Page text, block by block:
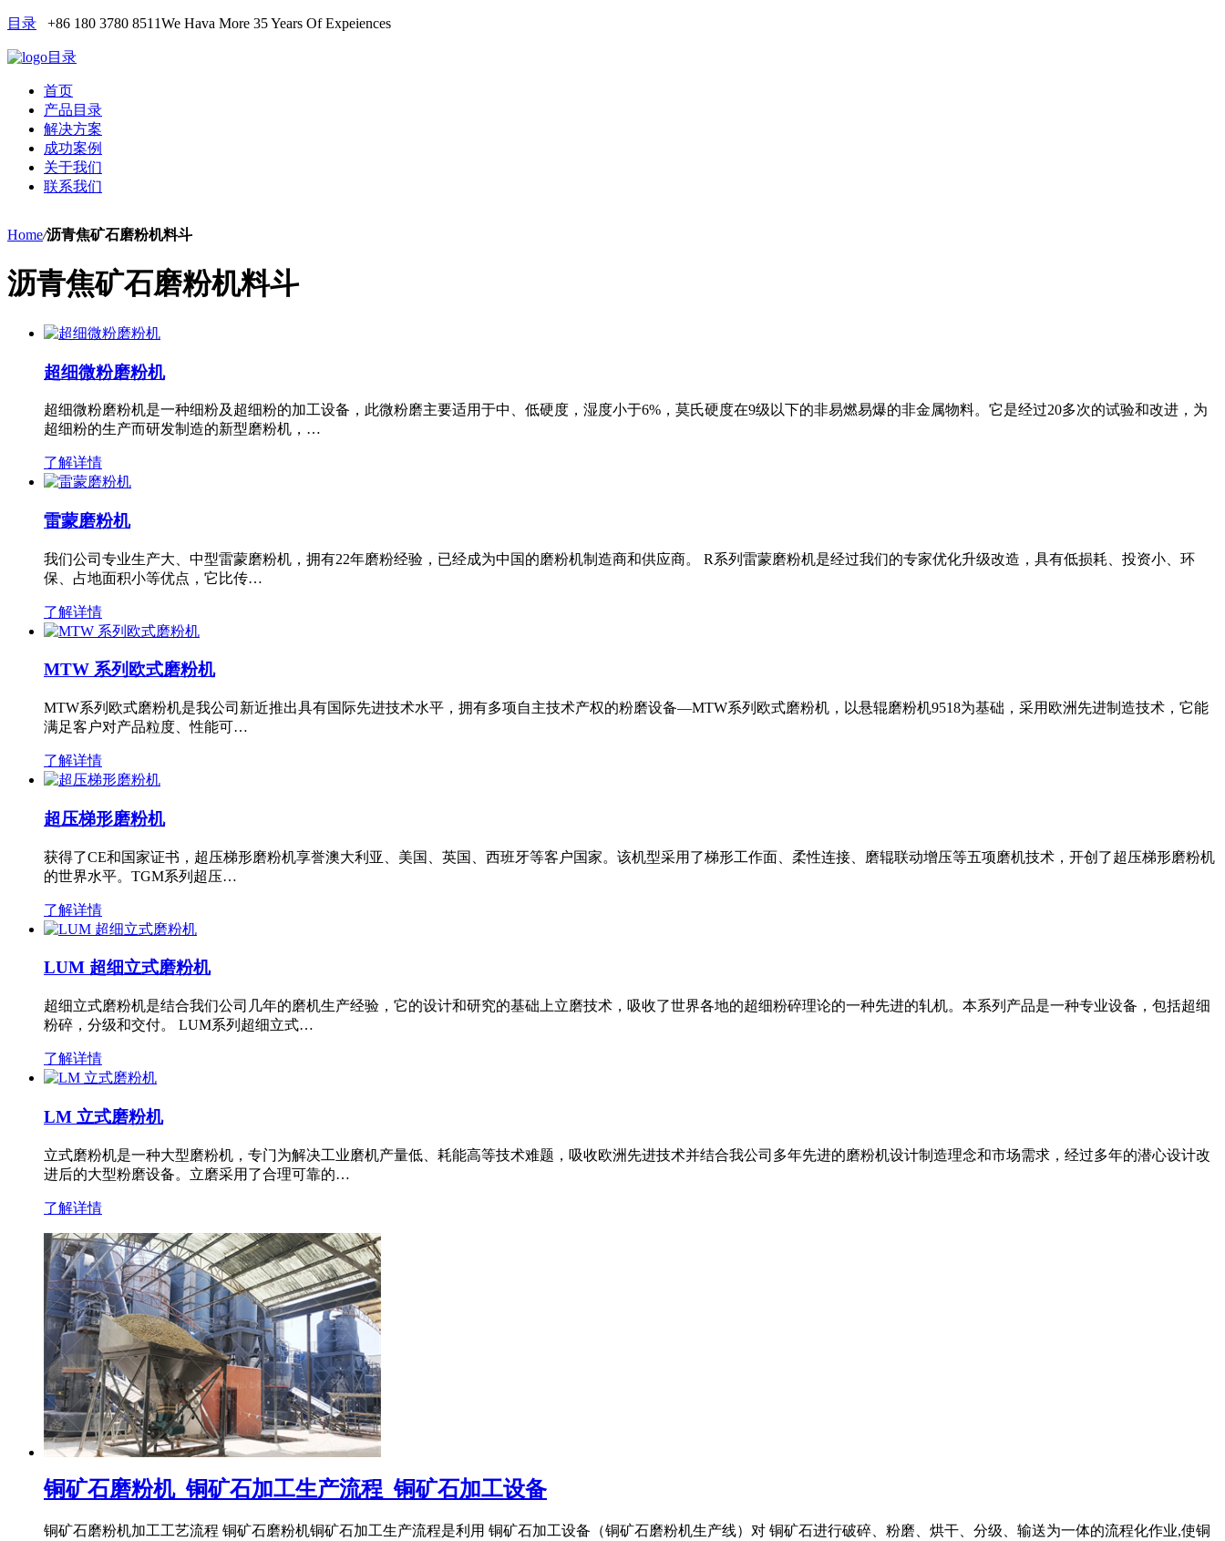
目录 +86 180 3780 8511We Hava More 35 Years Of Expeiences
目录
首页
产品目录
解决方案
成功案例
关于我们
联系我们
Home/沥青焦矿石磨粉机料斗
沥青焦矿石磨粉机料斗
超细微粉磨粉机
超细微粉磨粉机是一种细粉及超细粉的加工设备，此微粉磨主要适用于中、低硬度，湿度小于6%，莫氏硬度在9级以下的非易燃易爆的非金属物料。它是经过20多次的试验和改进，为
超细粉的生产而研发制造的新型磨粉机，…
了解详情
雷蒙磨粉机
我们公司专业生产大、中型雷蒙磨粉机，拥有22年磨粉经验，已经成为中国的磨粉机制造商和供应商。 R系列雷蒙磨粉机是经过我们的专家优化升级改造，具有低损耗、投资小、环
保、占地面积小等优点，它比传…
了解详情
MTW 系列欧式磨粉机
MTW系列欧式磨粉机是我公司新近推出具有国际先进技术水平，拥有多项自主技术产权的粉磨设备—MTW系列欧式磨粉机，以悬辊磨粉机9518为基础，采用欧洲先进制造技术，它能
满足客户对产品粒度、性能可…
了解详情
超压梯形磨粉机
获得了CE和国家证书，超压梯形磨粉机享誉澳大利亚、美国、英国、西班牙等客户国家。该机型采用了梯形工作面、柔性连接、磨辊联动增压等五项磨机技术，开创了超压梯形磨粉机
的世界水平。TGM系列超压…
了解详情
LUM 超细立式磨粉机
超细立式磨粉机是结合我们公司几年的磨机生产经验，它的设计和研究的基础上立磨技术，吸收了世界各地的超细粉碎理论的一种先进的轧机。本系列产品是一种专业设备，包括超细
粉碎，分级和交付。 LUM系列超细立式…
了解详情
LM 立式磨粉机
立式磨粉机是一种大型磨粉机，专门为解决工业磨机产量低、耗能高等技术难题，吸收欧洲先进技术并结合我公司多年先进的磨粉机设计制造理念和市场需求，经过多年的潜心设计改
进后的大型粉磨设备。立磨采用了合理可靠的…
了解详情
铜矿石磨粉机_铜矿石加工生产流程_铜矿石加工设备
铜矿石磨粉机加工工艺流程 铜矿石磨粉机铜矿石加工生产流程是利用 铜矿石加工设备（铜矿石磨粉机生产线）对 铜矿石进行破碎、粉磨、烘干、分级、输送为一体的流程化作业,使铜